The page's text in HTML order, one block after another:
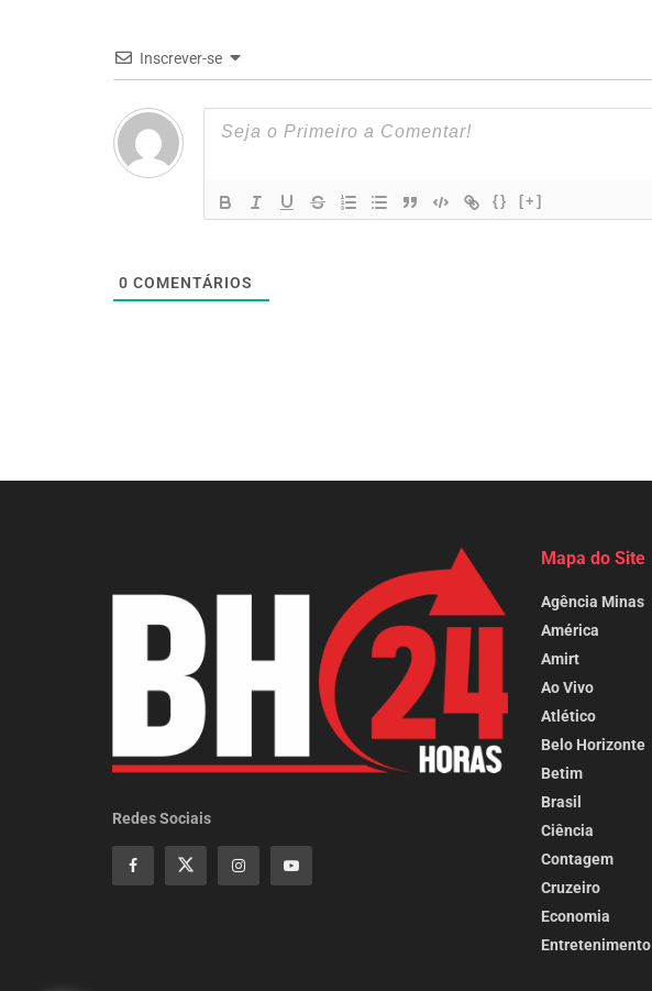
Inscrever-se
{} [+]
0 COMENTÁRIOS
Redes Sociais
Mapa do Site
Agência Minas
América
Amirt
Ao Vivo
Atlético
Belo Horizonte
Betim
Brasil
Ciência
Contagem
Cruzeiro
Economia
Entretenimento